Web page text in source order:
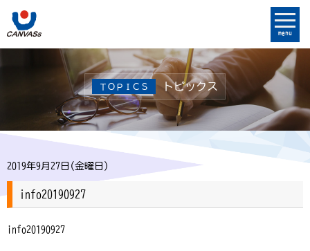
menu
ＴＯＰＩＣＳ トピックス
2019年9月27日(金曜日)
info20190927
info20190927